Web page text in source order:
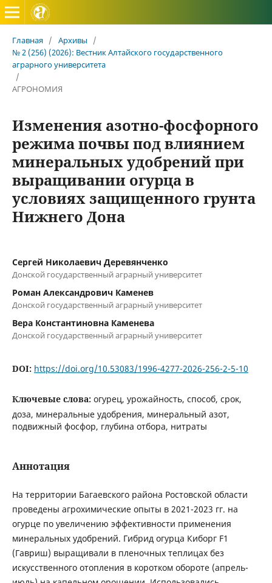
Вестник Алтайского государственного аграрного
Главная / Архивы
/
№ 2 (256) (2026): Вестник Алтайского государственного
аграрного университета
/
АГРОНОМИЯ
Изменения азотно-фосфорного
режима почвы под влиянием
минеральных удобрений при
выращивании огурца в
условиях защищенного грунта
Нижнего Дона
Сергей Николаевич Деревянченко
Донской государственный аграрный университет
Роман Александрович Каменев
Донской государственный аграрный университет
Вера Константиновна Каменева
Донской государственный аграрный университет
DOI: https://doi.org/10.53083/1996-4277-2026-256-2-5-10
Ключевые слова: огурец, урожайность, способ, срок,
доза, минеральные удобрения, минеральный азот,
подвижный фосфор, глубина отбора, нитраты
Аннотация
На территории Багаевского района Ростовской области
проведены агрохимические опыты в 2021-2023 гг. на
огурце по увеличению эффективности применения
минеральных удобрений. Гибрид огурца Киборг F1
(Гавриш) выращивали в пленочных теплицах без
искусственного отопления в коротком обороте (апрель-